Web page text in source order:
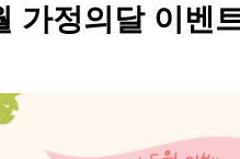
가정의달 이벤